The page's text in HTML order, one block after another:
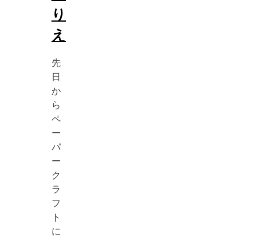
り
え
先
日
か
ら
ペ
ー
パ
ー
ク
ラ
フ
ト
に